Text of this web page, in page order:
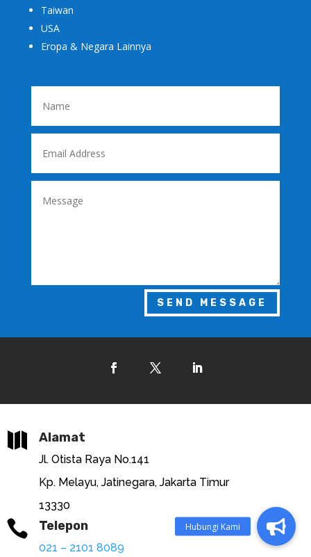
Taiwan
USA
Eropa & Negara Lainnya
SEND MESSAGE
 Alamat
Jl. Otista Raya No.141
Kp. Melayu, Jatinegara, Jakarta Timur
13330
 Telepon
021 – 2101 8089